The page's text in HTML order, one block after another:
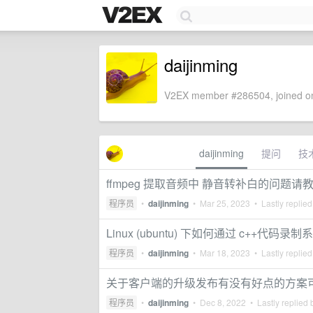
daijinming
V2EX member #286504, joined
daijinming 提问 技
ffmpeg 提取音频中 静音转补白的问题请教
程序员 • daijinming • Mar 25, 2023 • Lastly
Linux (ubuntu) 下如何通过 c++代码录制
程序员 • daijinming • Mar 18, 2023 • Lastly
关于客户端的升级发布有没有好点的方案
程序员 • daijinming • Dec 8, 2022 • Lastly replied